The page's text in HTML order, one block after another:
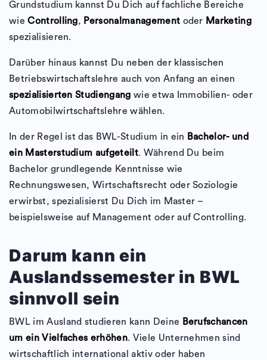
Grundstudium kannst Du Dich auf fachliche Bereiche
wieControlling, Personalmanagement oder Marketing
spezialisieren.
Darüber hinaus kannst Du neben der klassischen
Betriebswirtschaftslehre auch von Anfang an einen
spezialisierten Studiengang wie etwa Immobilien- oder
Automobilwirtschaftslehre wählen.
In der Regel ist das BWL-Studium in ein Bachelor- und
ein Masterstudium aufgeteilt. Während Du beim
Bachelor grundlegende Kenntnisse wie
Rechnungswesen, Wirtschaftsrecht oder Soziologie
erwirbst, spezialisierst Du Dich im Master –
beispielsweise auf Management oder auf Controlling.
Darum kann ein
Auslandssemester in BWL
sinnvoll sein
BWL im Ausland studieren kann Deine Berufschancen
um ein Vielfaches erhöhen. Viele Unternehmen sind
wirtschaftlich international aktiv oder haben